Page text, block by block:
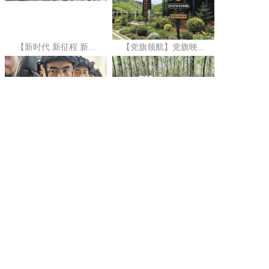
【新时代 新征程 新... 【党旗领航】党旗映...